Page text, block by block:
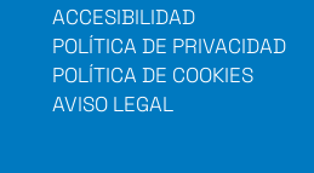
ACCESIBILIDAD
POLÍTICA DE PRIVACIDAD
POLÍTICA DE COOKIES
AVISO LEGAL